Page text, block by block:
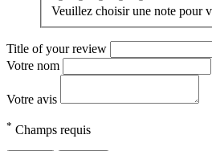
Veuillez choisir une note pour
Title of your review
Votre nom
Votre avis
* Champs requis